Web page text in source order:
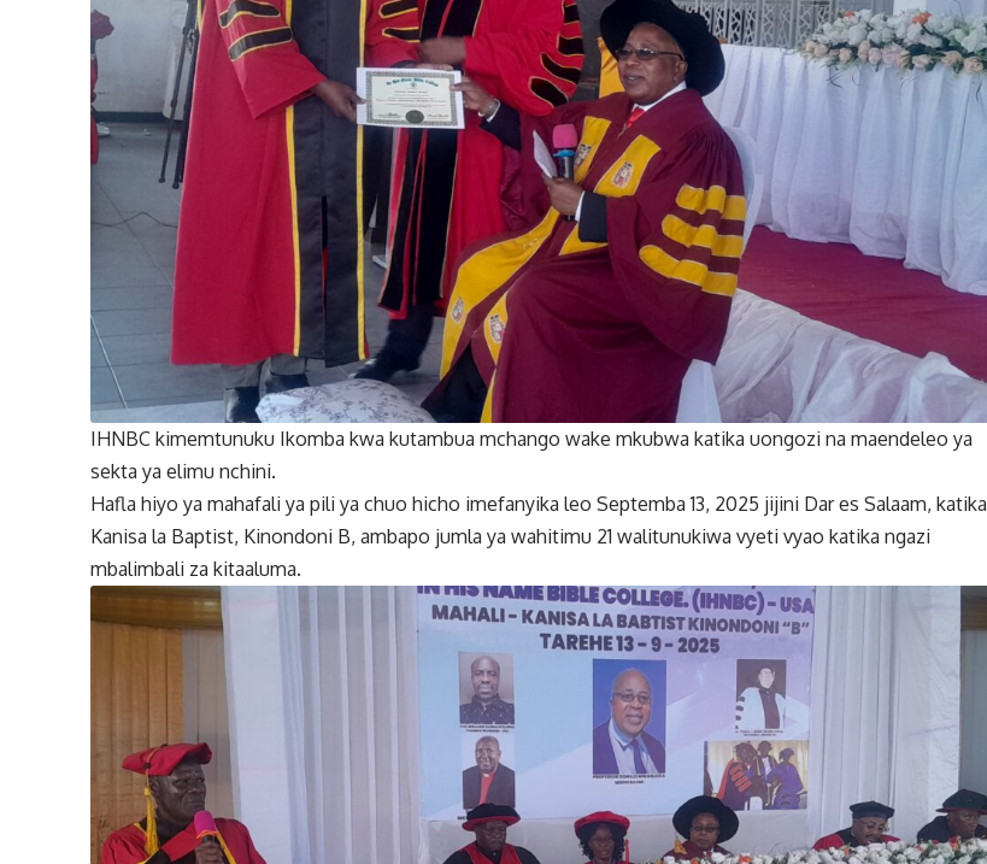
IHNBC kimemtunuku Ikomba kwa kutambua mchango wake mkubwa katika uongozi na maendeleo ya
sekta ya elimu nchini.
Hafla hiyo ya mahafali ya pili ya chuo hicho imefanyika leo Septemba 13, 2025 jijini Dar es Salaam, katika
Kanisa la Baptist, Kinondoni B, ambapo jumla ya wahitimu 21 walitunukiwa vyeti vyao katika ngazi
mbalimbali za kitaaluma.